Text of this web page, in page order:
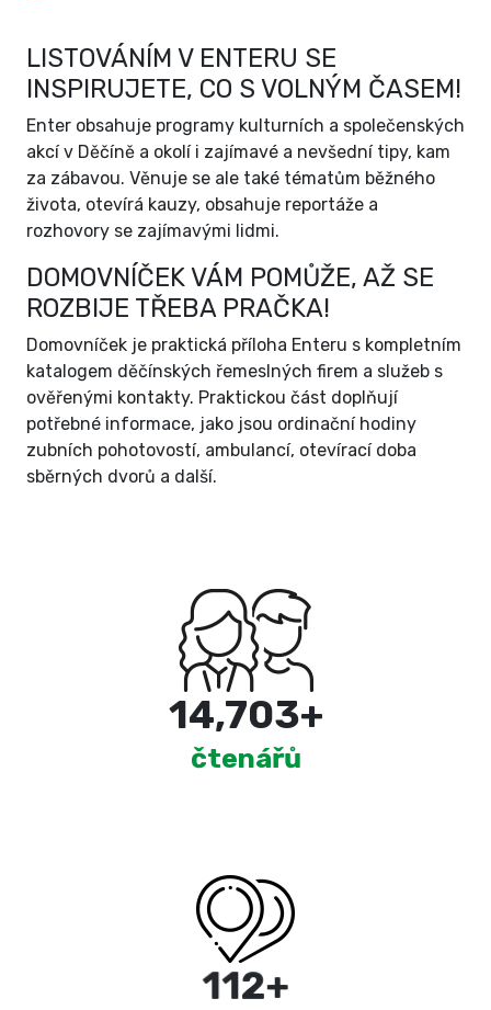
LISTOVÁNÍM V ENTERU SE
INSPIRUJETE, CO S VOLNÝM ČASEM!
Enter obsahuje programy kulturních a společenských
akcí v Děčíně a okolí i zajímavé a nevšední tipy, kam
za zábavou. Věnuje se ale také tématům běžného
života, otevírá kauzy, obsahuje reportáže a
rozhovory se zajímavými lidmi.
DOMOVNÍČEK VÁM POMŮŽE, AŽ SE
ROZBIJE TŘEBA PRAČKA!
Domovníček je praktická příloha Enteru s kompletním
katalogem děčínských řemeslných firem a služeb s
ověřenými kontakty. Praktickou část doplňují
potřebné informace, jako jsou ordinační hodiny
zubních pohotovostí, ambulancí, otevírací doba
sběrných dvorů a další.
15,000+
čtenářů
180+